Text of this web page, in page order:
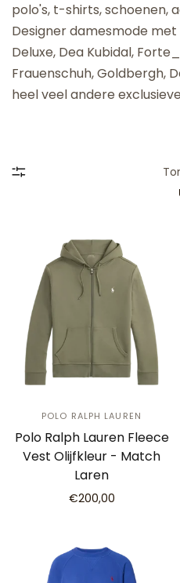
polo's, t-shirts, schoenen,
Designer damesmode
Deluxe, Dea Kubidal,
Frauenschuh, Goldbergh,
heel veel andere
POLO RALPH LAUREN
Polo Ralph Lauren Fleece
Vest Olijfkleur - Match
Laren
€200,00